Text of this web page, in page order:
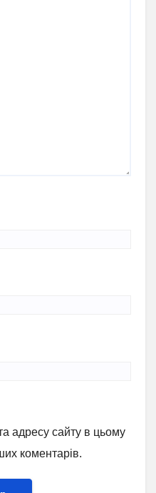
адресу сайту в цьому
коментарів.